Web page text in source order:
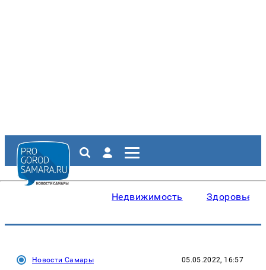
Недвижимость Здоровье
Новости Самары 05.05.2022, 16:57